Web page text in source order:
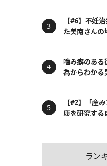
【#6】不妊
た美南さんの
噛み癖のある
為からわかる
【#2】「産
康を研究する
ラン